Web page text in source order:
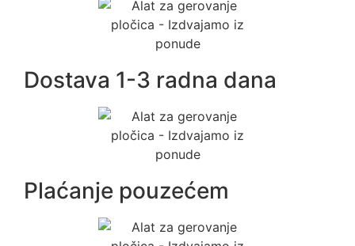
Dostava 1-3 radna dana
Plaćanje pouzećem